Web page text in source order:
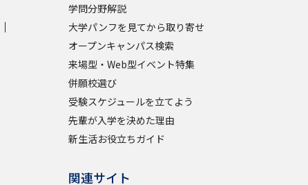
学問分野解説
大学パンフを見てから取り寄せ
オープンキャンパス検索
来場型・Web型イベント特集
併願校選び
受験スケジュールを立てよう
先輩が入学を決めた理由
新生活お役立ちガイド
関連サイト